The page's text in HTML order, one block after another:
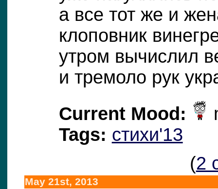
а все тот же и
клоповник
утром вычислил
и тремоло рук
Current Mood:
Tags: стихи'13
(2
May 21st, 2013